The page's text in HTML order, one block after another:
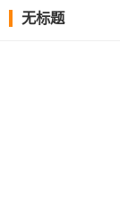
无标题